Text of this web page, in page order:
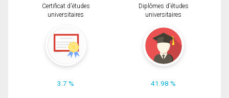
Certificat d'études
universitaires
3.7 %
Diplômes d'études
universitaires
41.98 %